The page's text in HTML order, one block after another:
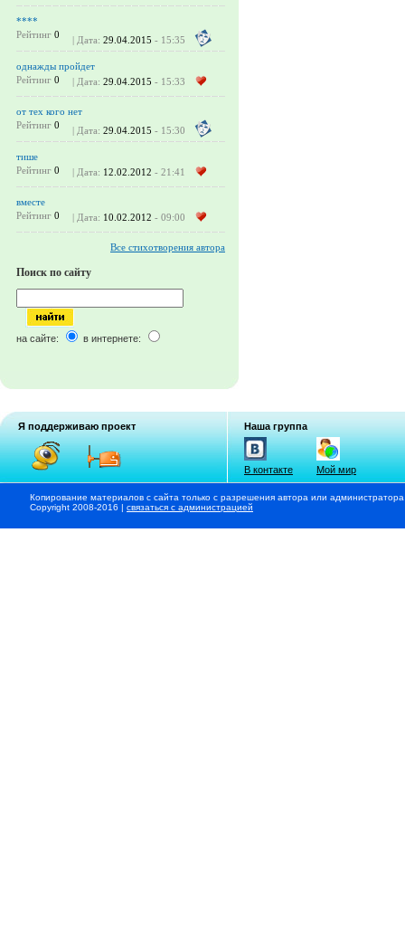
****
Рейтинг 0 | Дата: 29.04.2015 - 15:35
однажды пройдет
Рейтинг 0 | Дата: 29.04.2015 - 15:33
от тех кого нет
Рейтинг 0 | Дата: 29.04.2015 - 15:30
тише
Рейтинг 0 | Дата: 12.02.2012 - 21:41
вместе
Рейтинг 0 | Дата: 10.02.2012 - 09:00
Все стихотворения автора
Поиск по сайту
на сайте: в интернете:
Я поддерживаю проект Наша группа
В контакте Мой мир
Копирование материалов с сайта только с разрешения автора или
Copyright 2008-2016 | связаться с администрацией